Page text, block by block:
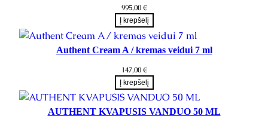
995,00€
Į krepšelį
Authent Cream A / kremas veidui 7 ml
147,00€
Į krepšelį
AUTHENT KVAPUSIS VANDUO 50 ML